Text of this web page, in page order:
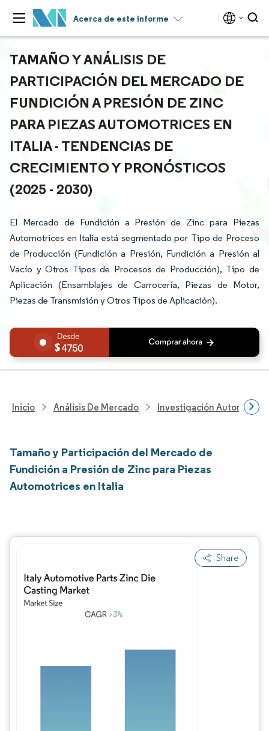
Acerca de este informe
TAMAÑO Y ANÁLISIS DE
PARTICIPACIÓN DEL MERCADO DE
FUNDICIÓN A PRESIÓN DE ZINC
PARA PIEZAS AUTOMOTRICES EN
ITALIA - TENDENCIAS DE
CRECIMIENTO Y PRONÓSTICOS
(2025 - 2030)
El Mercado de Fundición a Presión de Zinc para Piezas
Automotrices en Italia está segmentado por Tipo de Proceso
de Producción (Fundición a Presión, Fundición a Presión al
Vacío y Otros Tipos de Procesos de Producción), Tipo de
Aplicación (Ensamblajes de Carrocería, Piezas de Motor,
Piezas de Transmisión y Otros Tipos de Aplicación).
4750
Inicio Análisis De Mercado Investigación Automotriz
Tamaño y Participación del Mercado de
Fundición a Presión de Zinc para Piezas
Automotrices en Italia
Share